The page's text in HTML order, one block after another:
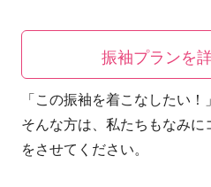
振袖プランを
「この振袖を着こなしたい！」
そんな方は、私たちもなみ
をさせてください。